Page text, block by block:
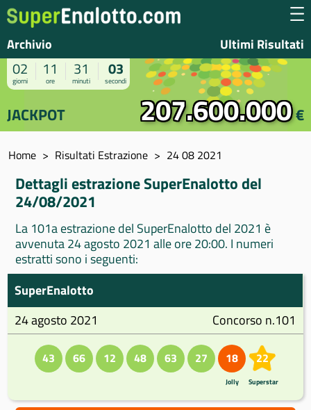
Archivio Ultimi Risultati
02
giorni
11
ore
31
minuti
03
secondi
JACKPOT 207.600.000€
Home Risultati Estrazione 24 08 2021
Dettagli estrazione SuperEnalotto del
24/08/2021
La 101a estrazione del SuperEnalotto del 2021 è
avvenuta 24 agosto 2021 alle ore 20:00. I numeri
estratti sono i seguenti:
SuperEnalotto
24 agosto 2021
Concorso n.101
43 66 12 48 63 27 18
Jolly
22
Superstar